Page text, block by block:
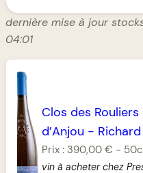
dernière mise à jour
04:01
Clos des Rouliers
d’Anjou -
Prix : 390,00 € -
vin à acheter chez